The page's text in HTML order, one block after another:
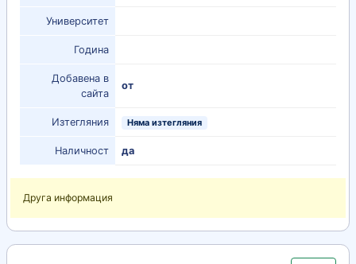
Университет
Година
Добавена в
сайта
от
Изтегляния Няма изтегляния
Наличност да
Друга информация